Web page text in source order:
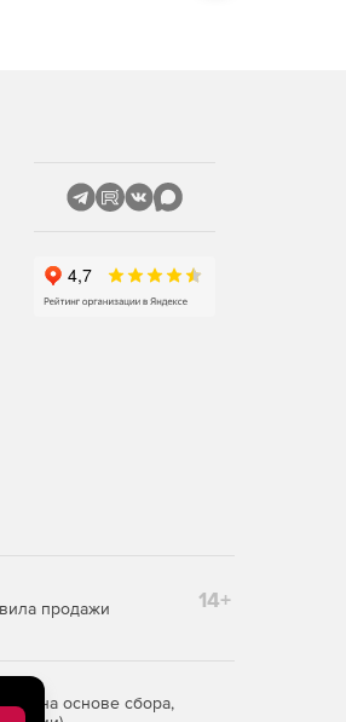
продажи 14+
на основе сбора,